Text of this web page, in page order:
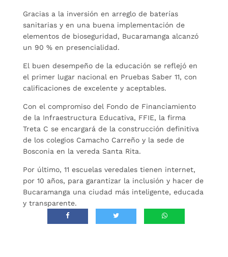
Gracias a la inversión en arreglo de baterías
sanitarias y en una buena implementación de
elementos de bioseguridad, Bucaramanga alcanzó
un 90 % en presencialidad.
El buen desempeño de la educación se reflejó en
el primer lugar nacional en Pruebas Saber 11, con
calificaciones de excelente y aceptables.
Con el compromiso del Fondo de Financiamiento
de la Infraestructura Educativa, FFIE, la firma
Treta C se encargará de la construcción definitiva
de los colegios Camacho Carreño y la sede de
Bosconia en la vereda Santa Rita.
Por último, 11 escuelas veredales tienen internet,
por 10 años, para garantizar la inclusión y hacer de
Bucaramanga una ciudad más inteligente, educada
y transparente.